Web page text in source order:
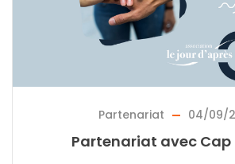
Partenariat 04/09/
Partenariat avec Cap